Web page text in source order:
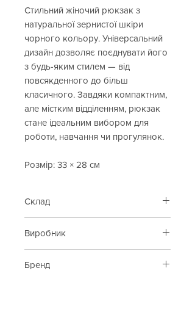
Стильний жіночий рюкзак з
натуральної зернистої шкіри
чорного кольору. Універсальний
дизайн дозволяє поєднувати його
з будь-яким стилем — від
повсякденного до більш
класичного. Завдяки компактним,
але містким відділенням, рюкзак
стане ідеальним вибором для
роботи, навчання чи прогулянок.
Розмір: 33 × 28 см
Склад
Виробник
Бренд